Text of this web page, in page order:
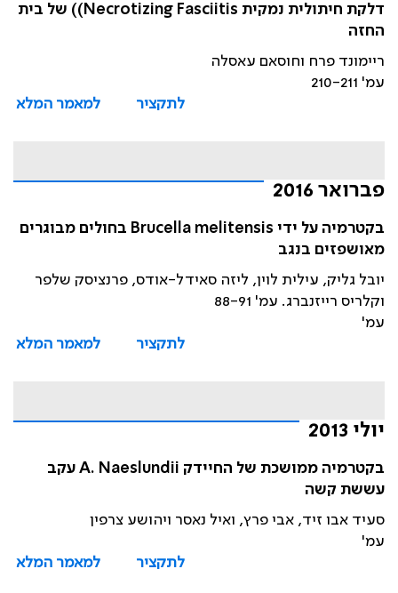
דלקת חיתולית נמקית Necrotizing Fasciitis)) של בית
החזה
ריימונד פרח וחוסאם עאסלה
עמ' 210-211
לתקציר
למאמר המלא
פברואר 2016
בקטרמיה על ידי Brucella melitensis בחולים מבוגרים
מאושפזים בנגב
יובל גליק, עילית לוין, ליזה סאידל-אודס, פרנציסק שלפר
וקלריס רייזנברג. עמ' 88-91
עמ'
לתקציר
למאמר המלא
יולי 2013
בקטרמיה ממושכת של החיידק A. Naeslundii עקב
עששת קשה
סעיד אבו זיד, אבי פרץ, ואיל נאסר ויהושע צרפין
עמ'
לתקציר
למאמר המלא